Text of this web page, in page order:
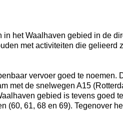
in het Waalhaven gebied in de
met activiteiten die gelieerd
vervoer goed te noemen.
met de snelwegen A15
gebied is tevens goed
(60, 61, 68 en 69). Tegenover